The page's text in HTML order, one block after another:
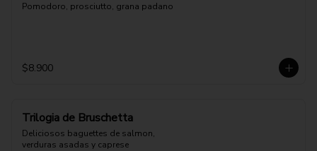
Pomodoro, prosciutto, grana padano
$8.900
Trilogia de Bruschetta
Deliciosos baguettes de salmon,
verduras asadas y caprese